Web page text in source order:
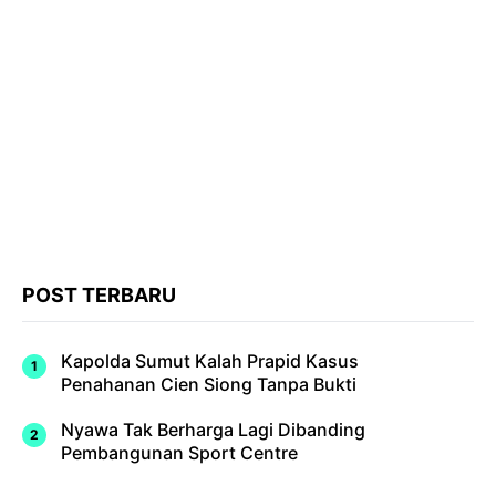
POST TERBARU
Kapolda Sumut Kalah Prapid Kasus
Penahanan Cien Siong Tanpa Bukti
Nyawa Tak Berharga Lagi Dibanding
Pembangunan Sport Centre